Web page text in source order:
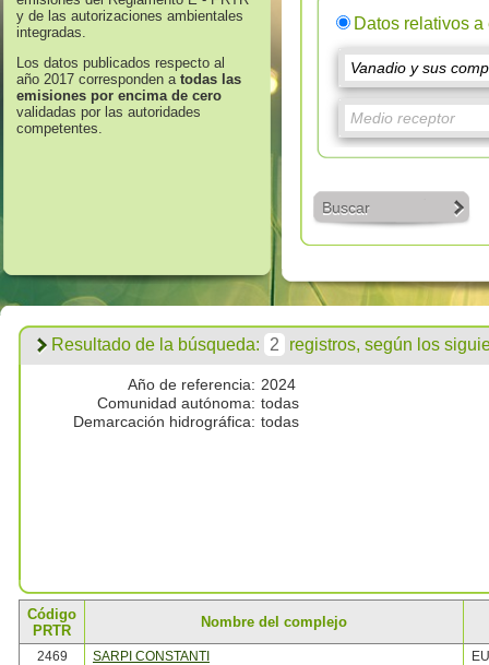
y de las autorizaciones ambientales
integradas.
Los datos publicados respecto al
año 2017 corresponden atodas las
emisiones por encima de cero
validadas por las autoridades
competentes.
Datos relativos
Buscar
Resultado de la búsqueda: 2 registros, según los
Año de referencia: 2024
Comunidad autónoma: todas
Demarcación hidrográfica: todas
Código
PRTR
Nombre del complejo
2469 SARPI CONSTANTI